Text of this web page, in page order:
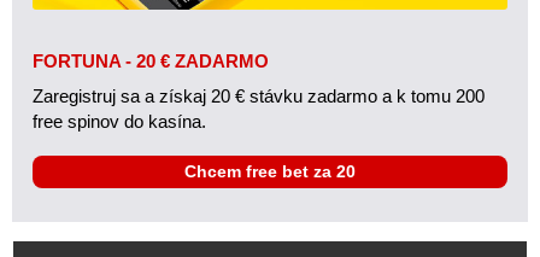
FORTUNA - 20 € ZADARMO
Zaregistruj sa a získaj 20 € stávku zadarmo a k tomu 200
free spinov do kasína.
Chcem free bet za 20